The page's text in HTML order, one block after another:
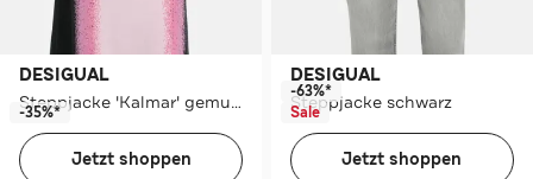
DESIGUAL
Steppjacke 'Kalmar' gemustert
-35%*
Jetzt shoppen
DESIGUAL
Steppjacke schwarz
-63%*
Sale
Jetzt shoppen